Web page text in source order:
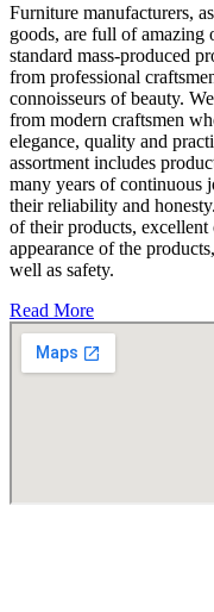
Furniture manufacturers,
goods, are full of amazing
standard mass-produced
from professional
connoisseurs of beauty.
from modern craftsmen
elegance, quality and
assortment includes
many years of continuous
their reliability and
of their products, excellent
appearance of the
well as safety.
Read More